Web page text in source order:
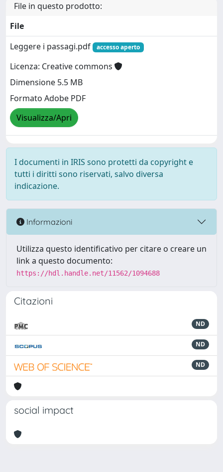
File in questo prodotto:
File
Leggere i passagi.pdf
accesso aperto
Licenza: Creative commons
Dimensione 5.5 MB
Formato Adobe PDF
Visualizza/Apri
I documenti in IRIS sono protetti da copyright e
tutti i diritti sono riservati, salvo diversa
indicazione.
Informazioni
Utilizza questo identificativo per citare o creare un
link a questo documento:
https://hdl.handle.net/11562/1094688
Citazioni
ND
ND
ND
social impact